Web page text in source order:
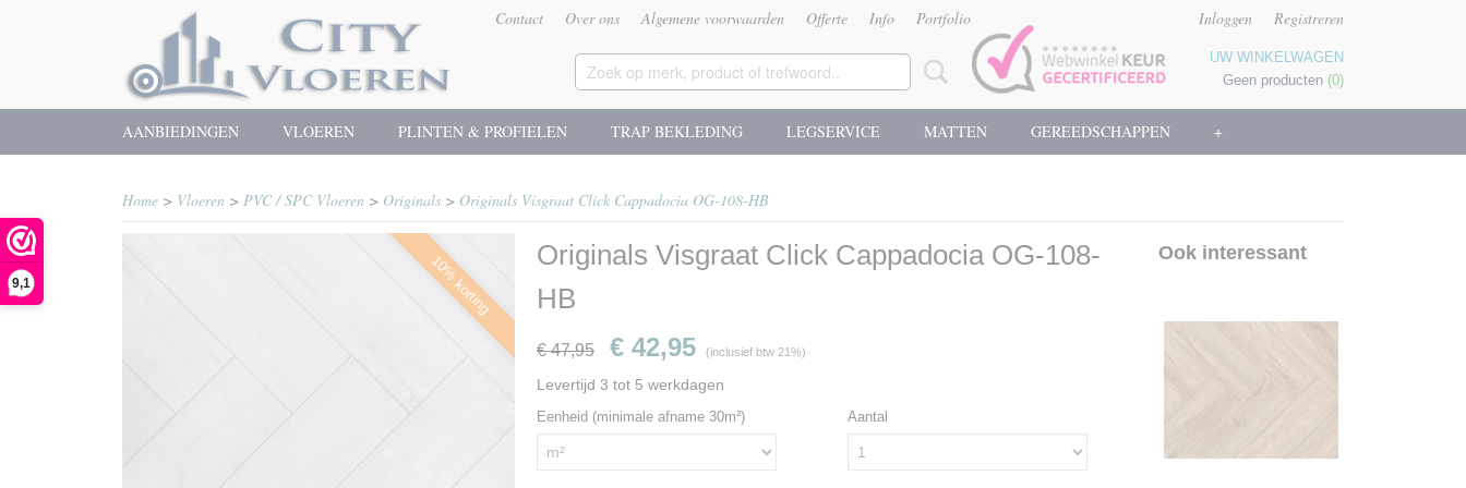
9,1
Contact Over ons Algemene voorwaarden Offerte Info Portfolio Inloggen Registreren
UW WINKELWAGEN
Geen producten (0)
AANBIEDINGEN VLOEREN PLINTEN & PROFIELEN TRAP BEKLEDING LEGSERVICE MATTEN GEREEDSCHAPPEN +
Home > Vloeren > PVC / SPC Vloeren > Originals > Originals Visgraat Click Cappadocia OG-108-HB
10% korting
Originals Visgraat Click Cappadocia OG-108-
HB
€ 47,95 € 42,95 (inclusief btw 21%)
Levertijd 3 tot 5 werkdagen
Eenheid (minimale afname 30m²) Aantal
Ook interessant